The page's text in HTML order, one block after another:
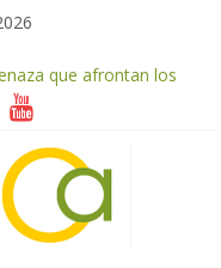
que afrontan los
de almendra
por las inclemencias
precios
autoriza el
de la PAC de